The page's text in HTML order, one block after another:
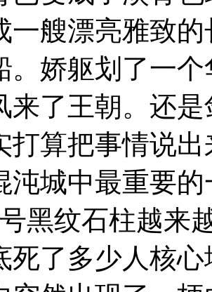
一艘漂亮雅致
。娇躯划了一
来了王朝。还
打算把事情说
沌城中最重要
黑纹石柱越来
死了多少人核